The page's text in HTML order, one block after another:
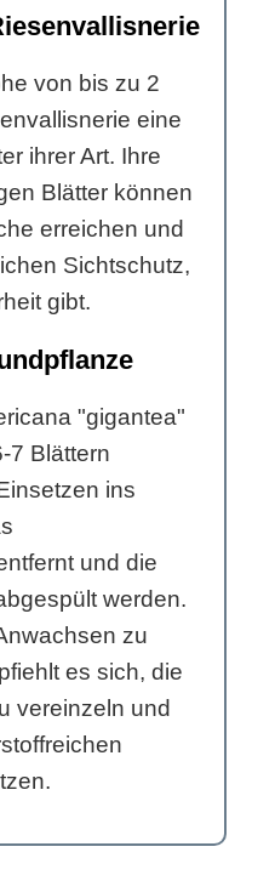
von bis zu 2
eine
ihrer Art. Ihre
Blätter können
erreichen und
Sichtschutz,
gibt.
"gigantea"
7 Blättern
ins
und die
werden.
zu
es sich, die
vereinzeln und